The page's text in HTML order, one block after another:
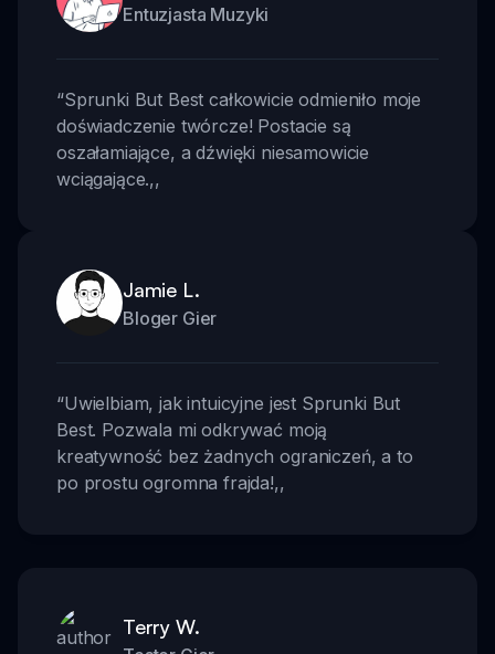
Entuzjasta Muzyki
“Sprunki But Best całkowicie odmieniło moje
doświadczenie twórcze! Postacie są
oszałamiające, a dźwięki niesamowicie
wciągające.,,
Jamie L.
Bloger Gier
“Uwielbiam, jak intuicyjne jest Sprunki But
Best. Pozwala mi odkrywać moją
kreatywność bez żadnych ograniczeń, a to
po prostu ogromna frajda!,,
Terry W.